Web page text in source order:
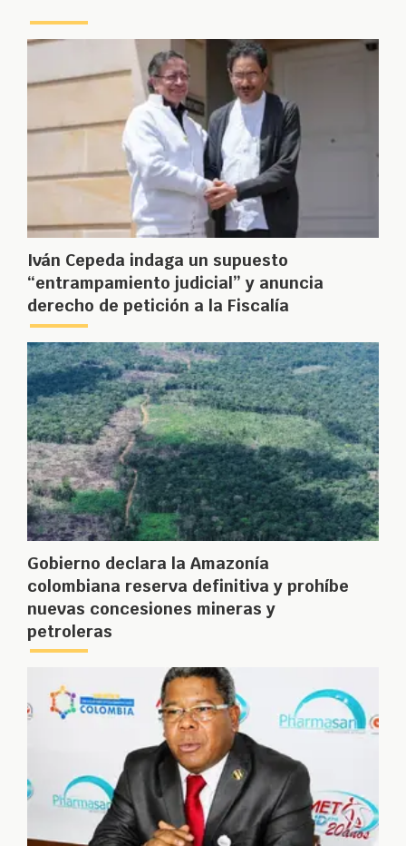
Iván Cepeda indaga un supuesto
“entrampamiento judicial” y anuncia
derecho de petición a la Fiscalía
Gobierno declara la Amazonía
colombiana reserva definitiva y prohíbe
nuevas concesiones mineras y
petroleras